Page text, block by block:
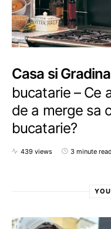
Casa si Gradina
bucatarie – Ce
de a merge sa
bucatarie?
439 views 3 minute read